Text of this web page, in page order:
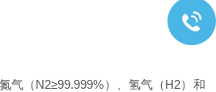
（N2≥99.999%）、氢气（H2）和